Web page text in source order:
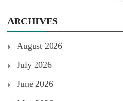
ARCHIVES
August 2026
July 2026
June 2026